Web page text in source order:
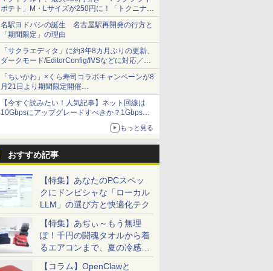
ポテト」M・Lサイズが250円に！「トクニナル
ド」キャンペーン
名駅ヨドバシの誕生 名古屋駅再開発の行方と
「期間限定」の理由
「サクラエディタ」に約3年8カ月ぶりの更新、
ダークモード/EditorConfig/IVSなどに対応／複
数の脆弱性に対処したセキュリティアップデー
「ちいかわ」×くら寿司コラボキャンペーンが8
月21日より期間限定開催
オリジナルの湯呑みや寿司皿が景品に登場！
【今すぐ読みたい！人気記事】ネット回線は
10Gbpsにアップグレードすべきか？1Gbpsと
の違いや環境構築方法を解説 - PC Watch
もっと見る
おすすめ記事
【特集】あなたのPCスペッ
クにドンピシャな「ローカル
LLM」の選び方と快適化テク
【特集】あぢぃ～もう無理
ぽ！千円の闘魂タオルから着
るエアコンまで、夏の冷感グ
ッズ一挙紹介
【コラム】OpenClawと